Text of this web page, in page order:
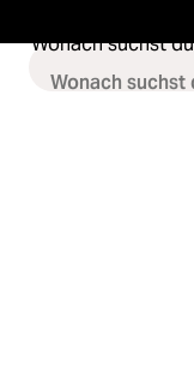
Wonach suchst